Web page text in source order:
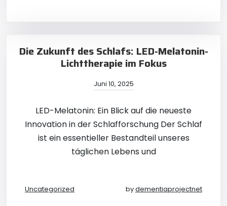
Die Zukunft des Schlafs: LED-Melatonin-
Lichttherapie im Fokus
Juni 10, 2025
LED-Melatonin: Ein Blick auf die neueste
Innovation in der Schlafforschung Der Schlaf
ist ein essentieller Bestandteil unseres
täglichen Lebens und
Uncategorized bydementiaprojectnet